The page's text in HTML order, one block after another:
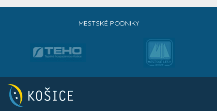
MESTSKÉ PODNIKY